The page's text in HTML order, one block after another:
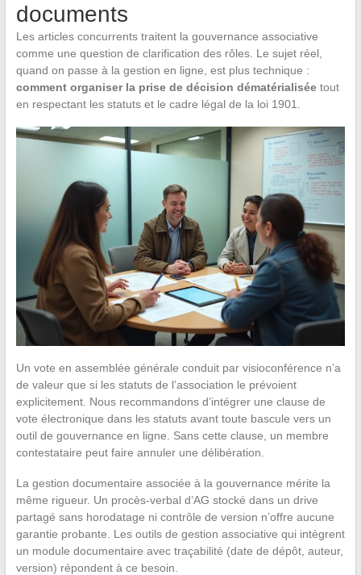
documents
Les articles concurrents traitent la gouvernance associative
comme une question de clarification des rôles. Le sujet réel,
quand on passe à la gestion en ligne, est plus technique :
comment organiser la prise de décision dématérialiséetout
en respectant les statuts et le cadre légal de la loi 1901.
Un vote en assemblée générale conduit par visioconférence n’a
de valeur que si les statuts de l’association le prévoient
explicitement. Nous recommandons d’intégrer une clause de
vote électronique dans les statuts avant toute bascule vers un
outil de gouvernance en ligne. Sans cette clause, un membre
contestataire peut faire annuler une délibération.
La gestion documentaire associée à la gouvernance mérite la
même rigueur. Un procès-verbal d’AG stocké dans un drive
partagé sans horodatage ni contrôle de version n’offre aucune
garantie probante. Les outils de gestion associative qui intègrent
un module documentaire avec traçabilité (date de dépôt, auteur,
version) répondent à ce besoin.